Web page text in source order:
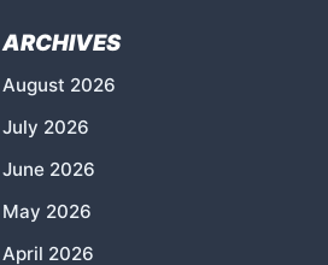
ARCHIVES
August 2026
July 2026
June 2026
May 2026
April 2026